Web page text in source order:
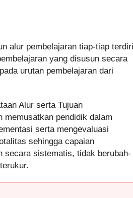
alur pembelajaran tiap-tiap terdiri
yang disusun secara
urutan pembelajaran dari
Alur serta Tujuan
memusatkan pendidik dalam
serta mengevaluasi
sehingga capaian
secara sistematis, tidak berubah-